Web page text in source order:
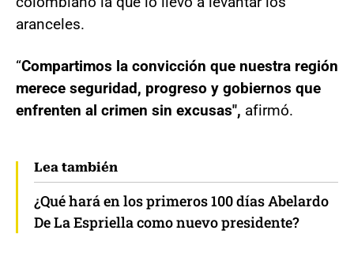
aranceles.
“Compartimos la convicción que nuestra región
merece seguridad, progreso y gobiernos que
enfrenten al crimen sin excusas", afirmó.
Lea también
¿Qué hará en los primeros 100 días Abelardo
De La Espriella como nuevo presidente?